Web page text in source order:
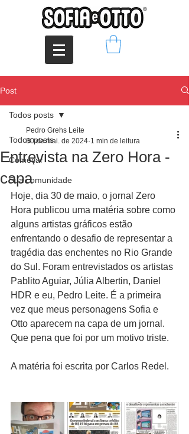
Post
Todos posts
Começar
Sua comunidade
Todos posts
Entrevista na Zero Hora -
capa
Pedro Grehs Leite
30 de mai. de 2024 1 min de leitura
Hoje, dia 30 de maio, o jornal Zero
Hora publicou uma matéria sobre como
alguns artistas gráficos estão
enfrentando o desafio de representar a
tragédia das enchentes no Rio Grande
do Sul. Foram entrevistados os artistas
Pablito Aguiar, Júlia Albertin, Daniel
HDR e eu, Pedro Leite. É a primeira
vez que meus personagens Sofia e
Otto aparecem na capa de um jornal.
Que pena que foi por um motivo triste.
A matéria foi escrita por Carlos Redel.